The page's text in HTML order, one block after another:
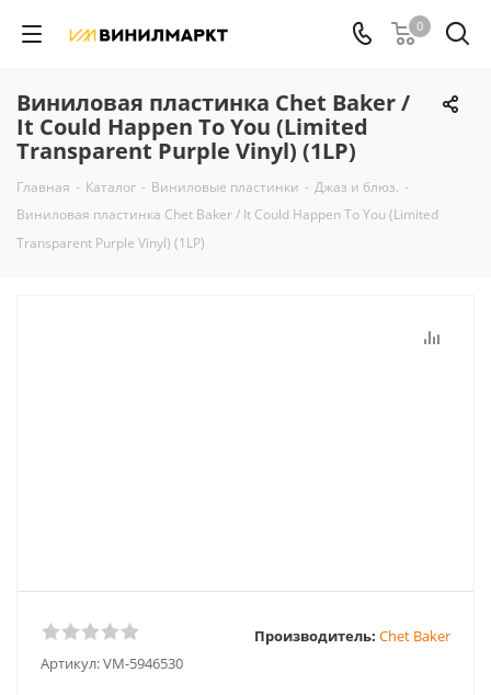
0
Виниловая пластинка Chet Baker /
It Could Happen To You (Limited
Transparent Purple Vinyl) (1LP)
Главная - Каталог - Виниловые пластинки - Джаз и блюз. -
Виниловая пластинка Chet Baker / It Could Happen To You (Limited
Transparent Purple Vinyl) (1LP)
Артикул:VM-5946530
Производитель: Chet Baker